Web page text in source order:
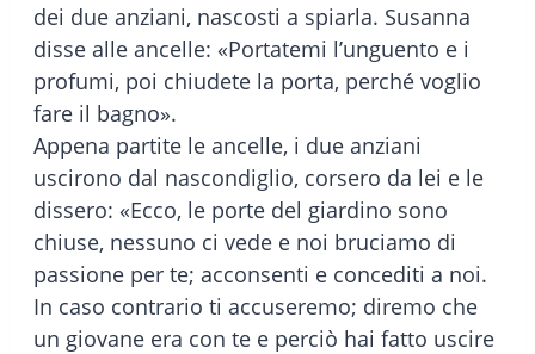
dei due anziani, nascosti a spiarla. Susanna
disse alle ancelle: «Portatemi l’unguento e i
profumi, poi chiudete la porta, perché voglio
fare il bagno».
Appena partite le ancelle, i due anziani
uscirono dal nascondiglio, corsero da lei e le
dissero: «Ecco, le porte del giardino sono
chiuse, nessuno ci vede e noi bruciamo di
passione per te; acconsenti e concediti a noi.
In caso contrario ti accuseremo; diremo che
un giovane era con te e perciò hai fatto uscire